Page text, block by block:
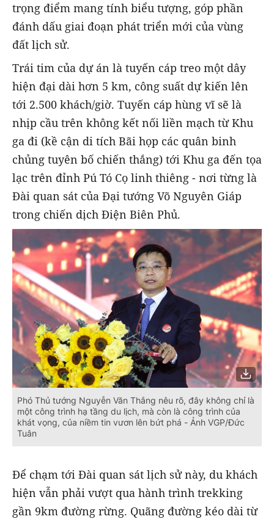
trọng điểm mang tính biểu tượng, góp phần
đánh dấu giai đoạn phát triển mới của vùng
đất lịch sử.
Trái tim của dự án là tuyến cáp treo một dây
hiện đại dài hơn 5 km, công suất dự kiến lên
tới 2.500 khách/giờ. Tuyến cáp hùng vĩ sẽ là
nhịp cầu trên không kết nối liền mạch từ Khu
ga đi (kề cận di tích Bãi họp các quân binh
chủng tuyên bố chiến thắng) tới Khu ga đến tọa
lạc trên đỉnh Pú Tó Cọ linh thiêng - nơi từng là
Đài quan sát của Đại tướng Võ Nguyên Giáp
trong chiến dịch Điện Biên Phủ.
Phó Thủ tướng Nguyễn Văn Thắng nêu rõ, đây không chỉ là
một công trình hạ tầng du lịch, mà còn là công trình của
khát vọng, của niềm tin vươn lên bứt phá - Ảnh VGP/Đức
Tuân
Để chạm tới Đài quan sát lịch sử này, du khách
hiện vẫn phải vượt qua hành trình trekking
gần 9km đường rừng. Quãng đường kéo dài từ